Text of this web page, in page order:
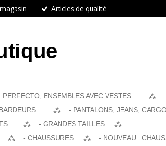
Articles de qualité
ENSEMBLES AVEC VESTES ...
...
- PANTALONS, JEANS,
- GRANDES TAILLES
- CHAUSSURES
- NOUVEAU :